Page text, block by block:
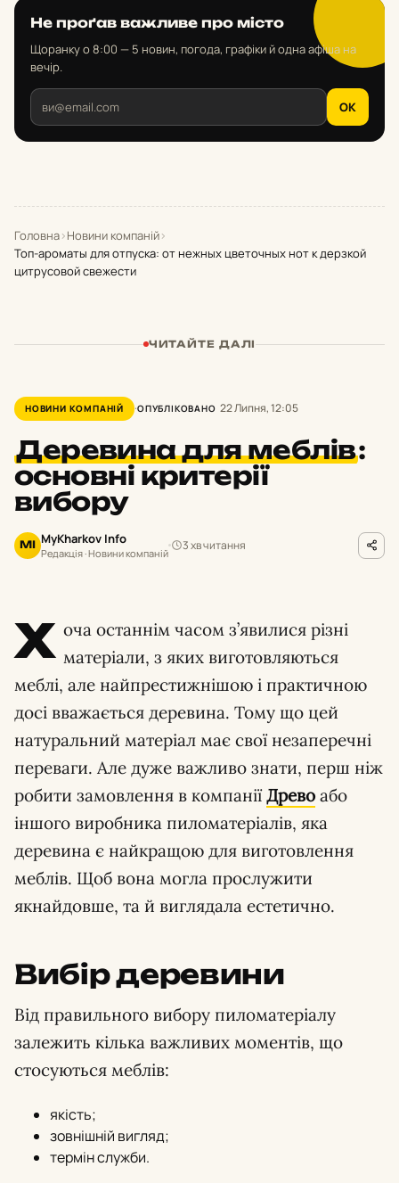
Не проґав важливе про місто
Щоранку о 8:00 — 5 новин, погода, графіки й одна афіша на
вечір.
OK
Головна›Новини компаній›
Топ-ароматы для отпуска: от нежных цветочных нот к дерзкой
цитрусовой свежести
ЧИТАЙТЕ ДАЛІ
НОВИНИ КОМПАНІЙ ОПУБЛІКОВАНО 22 Липня, 12:05
Деревина для меблів:
основні критерії
вибору
MI MyKharkov Info
Редакція · Новини компаній
3 хв читання
Х оча останнім часом з’явилися різні
матеріали, з яких виготовляються
меблі, але найпрестижнішою і практичною
досі вважається деревина. Тому що цей
натуральний матеріал має свої незаперечні
переваги. Але дуже важливо знати, перш ніж
робити замовлення в компаніїДрево або
іншого виробника пиломатеріалів, яка
деревина є найкращою для виготовлення
меблів. Щоб вона могла прослужити
якнайдовше, та й виглядала естетично.
Вибір деревини
Від правильного вибору пиломатеріалу
залежить кілька важливих моментів, що
стосуються меблів:
якість;
зовнішній вигляд;
термін служби.